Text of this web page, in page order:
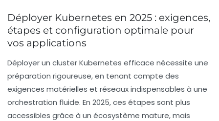
Déployer Kubernetes en 2025 : exigences,
étapes et configuration optimale pour
vos applications
Déployer un cluster Kubernetes efficace nécessite une
préparation rigoureuse, en tenant compte des
exigences matérielles et réseaux indispensables à une
orchestration fluide. En 2025, ces étapes sont plus
accessibles grâce à un écosystème mature, mais